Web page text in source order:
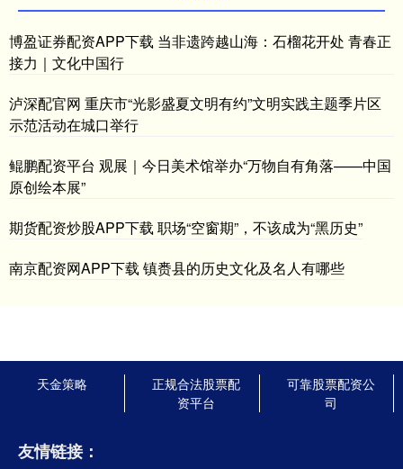
博盈证券配资APP下载 当非遗跨越山海：石榴花开处 青春正
接力｜文化中国行
泸深配官网 重庆市“光影盛夏文明有约”文明实践主题季片区
示范活动在城口举行
鲲鹏配资平台 观展｜今日美术馆举办“万物自有角落——中国
原创绘本展”
期货配资炒股APP下载 职场“空窗期”，不该成为“黑历史”
南京配资网APP下载 镇赉县的历史文化及名人有哪些
天金策略
正规合法股票配
资平台
可靠股票配资公
司
友情链接：